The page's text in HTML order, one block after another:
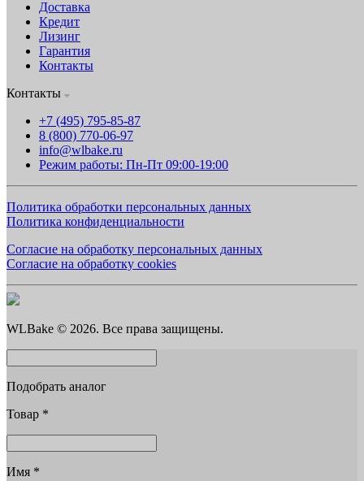
Доставка
Кредит
Лизинг
Гарантия
Контакты
Контакты
+7 (495) 795-85-87
8 (800) 770-06-97
info@wlbake.ru
Режим работы: Пн-Пт 09:00-19:00
Политика обработки персональных данных
Политика конфиденциальности
Согласие на обработку персональных данных
Согласие на обработку cookies
WLBake © 2026. Все права защищены.
Подобрать аналог
Товар *
Имя *